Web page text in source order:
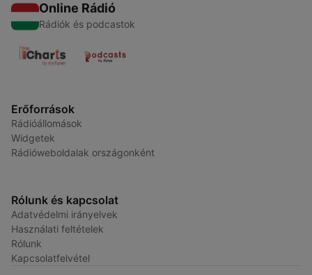
Online Rádió
Rádiók és podcastok
Erőforrások
Rádióállomások
Widgetek
Rádióweboldalak országonként
Rólunk és kapcsolat
Adatvédelmi irányelvek
Használati feltételek
Rólunk
Kapcsolatfelvétel